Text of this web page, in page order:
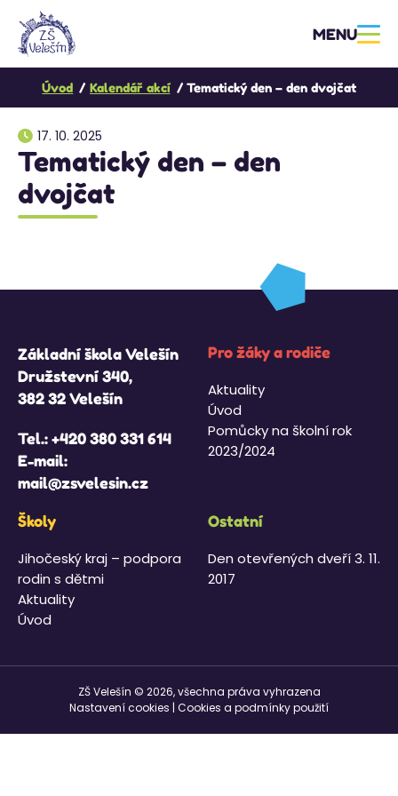
MENU
Úvod Kalendář akcí Tematický den – den dvojčat
17. 10. 2025
Tematický den – den
dvojčat
Základní škola Velešín
Družstevní 340,
382 32 Velešín
Tel.:+420 380 331 614
E-mail:
mail@zsvelesin.cz
Pro žáky a rodiče
Aktuality
Úvod
Pomůcky na školní rok
2023/2024
Školy
Jihočeský kraj – podpora
rodin s dětmi
Aktuality
Úvod
Ostatní
Den otevřených dveří 3. 11.
2017
ZŠ Velešín © 2026, všechna práva vyhrazena
Nastavení cookies Cookies a podmínky použití